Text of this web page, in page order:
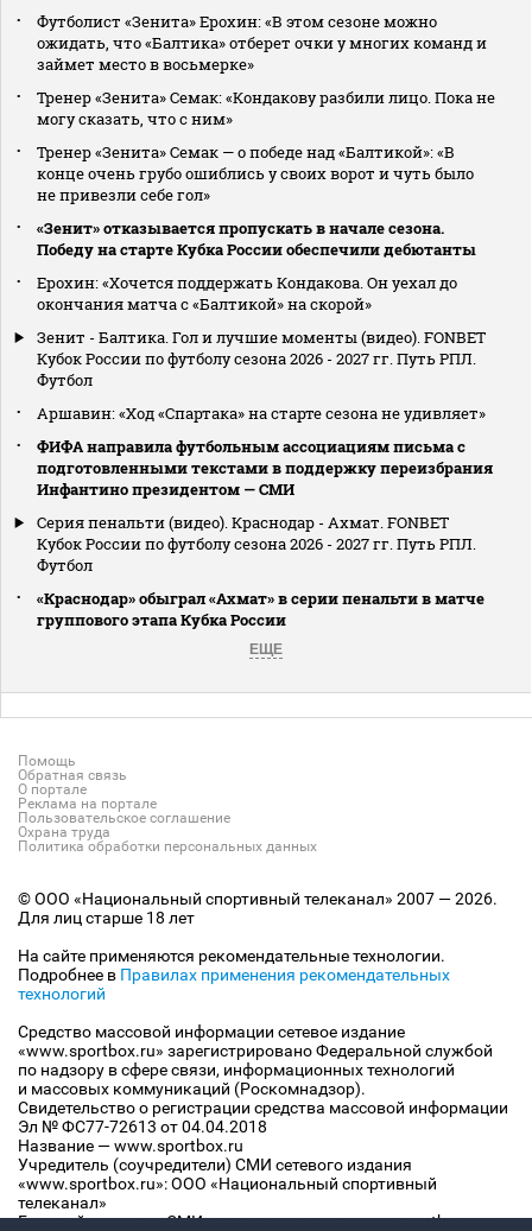
Футболист «Зенита» Ерохин: «В этом сезоне можно
ожидать, что «Балтика» отберет очки у многих команд и
займет место в восьмерке»
Тренер «Зенита» Семак: «Кондакову разбили лицо. Пока не
могу сказать, что с ним»
Тренер «Зенита» Семак — о победе над «Балтикой»: «В
конце очень грубо ошиблись у своих ворот и чуть было
не привезли себе гол»
«Зенит» отказывается пропускать в начале сезона.
Победу на старте Кубка России обеспечили дебютанты
Ерохин: «Хочется поддержать Кондакова. Он уехал до
окончания матча с «Балтикой» на скорой»
Зенит - Балтика. Гол и лучшие моменты (видео). FONBET
Кубок России по футболу сезона 2026 - 2027 гг. Путь РПЛ.
Футбол
Аршавин: «Ход «Спартака» на старте сезона не удивляет»
ФИФА направила футбольным ассоциациям письма с
подготовленными текстами в поддержку переизбрания
Инфантино президентом — СМИ
Серия пенальти (видео). Краснодар - Ахмат. FONBET
Кубок России по футболу сезона 2026 - 2027 гг. Путь РПЛ.
Футбол
«Краснодар» обыграл «Ахмат» в серии пенальти в матче
группового этапа Кубка России
ЕЩЕ
Помощь
Обратная связь
О портале
Реклама на портале
Пользовательское соглашение
Охрана труда
Политика обработки персональных данных
© ООО «Национальный спортивный телеканал» 2007 — 2026.
Для лиц старше 18 лет
На сайте применяются рекомендательные технологии.
Подробнее в Правилах применения рекомендательных
технологий
Средство массовой информации сетевое издание
«www.sportbox.ru» зарегистрировано Федеральной службой
по надзору в сфере связи, информационных технологий
и массовых коммуникаций (Роскомнадзор).
Свидетельство о регистрации средства массовой информации
Эл № ФС77-72613 от 04.04.2018
Название — www.sportbox.ru
Учредитель (соучредители) СМИ сетевого издания
«www.sportbox.ru»: ООО «Национальный спортивный
телеканал»
Главный редактор СМИ сетевого издания «www.sportbox.ru»: